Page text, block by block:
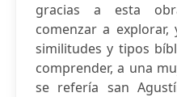
gracias a esta
comenzar a explorar,
similitudes y tipos
comprender, a una
se refería san